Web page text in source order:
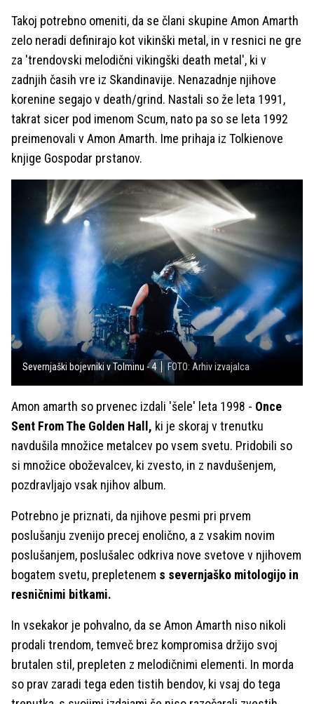
Takoj potrebno omeniti, da se člani skupine Amon Amarth
zelo neradi definirajo kot vikinški metal, in v resnici ne gre
za 'trendovski melodični vikingški death metal', ki v
zadnjih časih vre iz Skandinavije. Nenazadnje njihove
korenine segajo v death/grind. Nastali so že leta 1991,
takrat sicer pod imenom Scum, nato pa so se leta 1992
preimenovali v Amon Amarth. Ime prihaja iz Tolkienove
knjige Gospodar prstanov.
Severnjaški bojevniki v Tolminu - 4 FOTO: Arhiv izvajalca
Amon amarth so prvenec izdali 'šele' leta 1998 - Once
Sent From The Golden Hall, ki je skoraj v trenutku
navdušila množice metalcev po vsem svetu. Pridobili so
si množice oboževalcev, ki zvesto, in z navdušenjem,
pozdravljajo vsak njihov album.
Potrebno je priznati, da njihove pesmi pri prvem
poslušanju zvenijo precej enolično, a z vsakim novim
poslušanjem, poslušalec odkriva nove svetove v njihovem
bogatem svetu, prepletenem s severnjaško mitologijo in
resničnimi bitkami.
In vsekakor je pohvalno, da se Amon Amarth niso nikoli
prodali trendom, temveč brez kompromisa držijo svoj
brutalen stil, prepleten z melodičnimi elementi. In morda
so prav zaradi tega eden tistih bendov, ki vsaj do tega